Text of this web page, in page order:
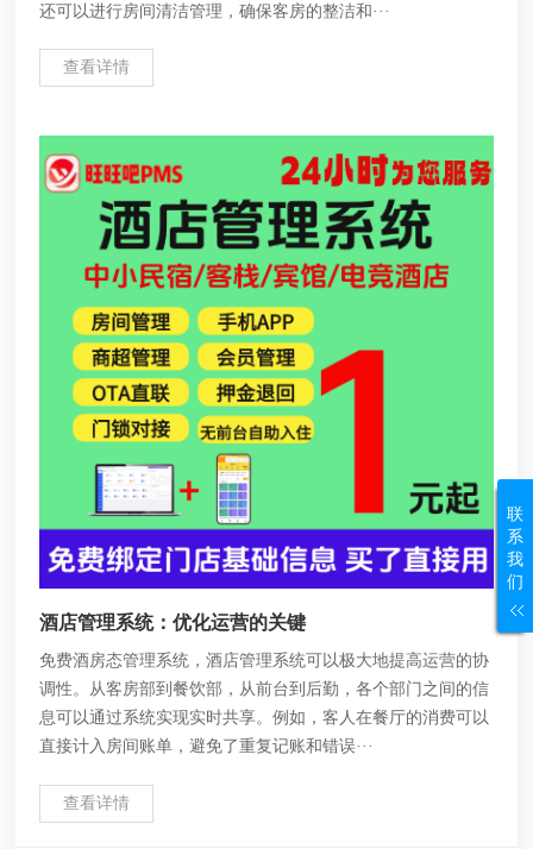
还可以进行房间清洁管理，确保客房的整洁和···
查看详情
酒店管理系统：优化运营的关键
免费酒房态管理系统，酒店管理系统可以极大地提高运营的协
调性。从客房部到餐饮部，从前台到后勤，各个部门之间的信
息可以通过系统实现实时共享。例如，客人在餐厅的消费可以
直接计入房间账单，避免了重复记账和错误···
查看详情
联
系
我
们